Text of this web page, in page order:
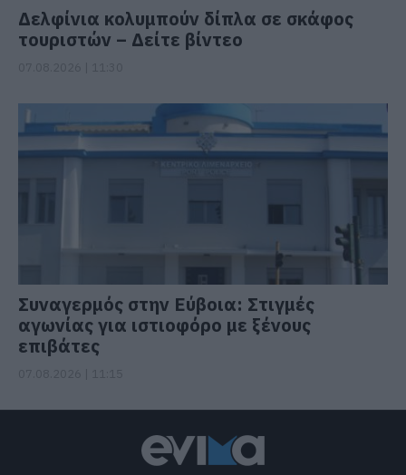
Δελφίνια κολυμπούν δίπλα σε σκάφος
τουριστών – Δείτε βίντεο
Συναγερμός στην Εύβοια: Στιγμές
αγωνίας για ιστιοφόρο με ξένους
επιβάτες